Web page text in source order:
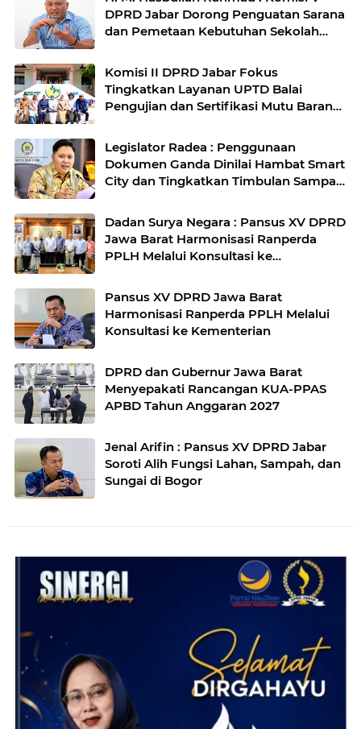
DPRD Jabar Dorong Penguatan Sarana
dan Pemetaan Kebutuhan Sekolah
Komisi II DPRD Jabar Fokus
Tingkatkan Layanan UPTD Balai
Pengujian dan Sertifikasi Mutu Barang
Legislator Radea : Penggunaan
Dokumen Ganda Dinilai Hambat Smart
City dan Tingkatkan Timbulan Sampah
Dadan Surya Negara : Pansus XV DPRD
Jawa Barat Harmonisasi Ranperda
PPLH Melalui Konsultasi ke
Pansus XV DPRD Jawa Barat
Harmonisasi Ranperda PPLH Melalui
Konsultasi ke Kementerian
DPRD dan Gubernur Jawa Barat
Menyepakati Rancangan KUA-PPAS
APBD Tahun Anggaran 2027
Jenal Arifin : Pansus XV DPRD Jabar
Soroti Alih Fungsi Lahan, Sampah, dan
Sungai di Bogor